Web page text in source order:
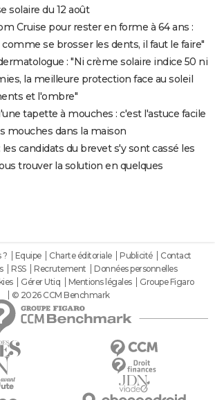
solaire du 12 août
Cruise pour rester en forme à 64 ans :
se brosser les dents, il faut le faire"
: "Ni crème solaire indice 50 ni
la meilleure protection face au soleil
et l'ombre"
tapette à mouches : c'est l'astuce facile
mouches dans la maison
candidats du brevet s'y sont cassé les
trouver la solution en quelques
? Equipe Charte éditoriale Publicité
Contact
RSS Recrutement
Données personnelles
Gérer Utiq Mentions légales
Groupe Figaro
© 2026 CCM Benchmark